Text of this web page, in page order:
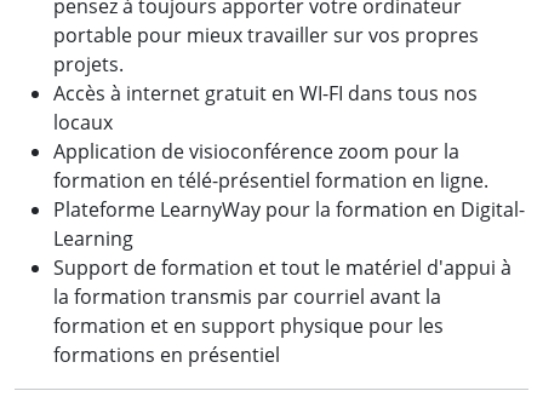
pensez à toujours apporter votre ordinateur
portable pour mieux travailler sur vos propres
projets.
Accès à internet gratuit en WI-FI dans tous nos
locaux
Application de visioconférence zoom pour la
formation en télé-présentiel formation en ligne.
Plateforme LearnyWay pour la formation en Digital-
Learning
Support de formation et tout le matériel d'appui à
la formation transmis par courriel avant la
formation et en support physique pour les
formations en présentiel